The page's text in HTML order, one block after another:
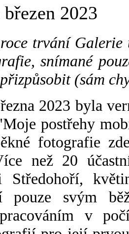
2023
trvání
snímané
(sám
2023 byla
postřehy
fotografie
než 20
Středohoří,
pouze svým
v